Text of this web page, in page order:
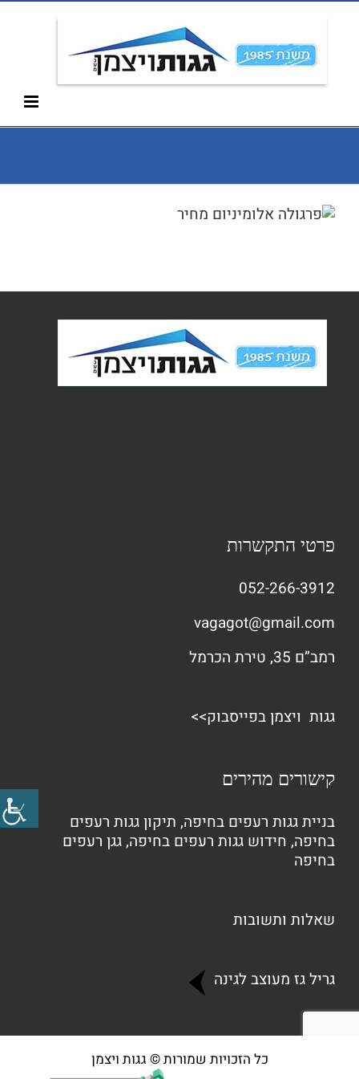
Skip
content
פרטי התקשרות
052-266-3912
vagagot@gmail.com
רמב”ם 35, טירת הכרמל
גגות ויצמן בפייסבוק>>
קישורים מהירים
בניית גגות רעפים בחיפה, תיקון גגות רעפים
בחיפה, חידוש גגות רעפים בחיפה,גגן רעפים
בחיפה
שאלות ותשובות
גריל גז מעוצב לגינה
כל הזכויות שמורות © גגות ויצמן